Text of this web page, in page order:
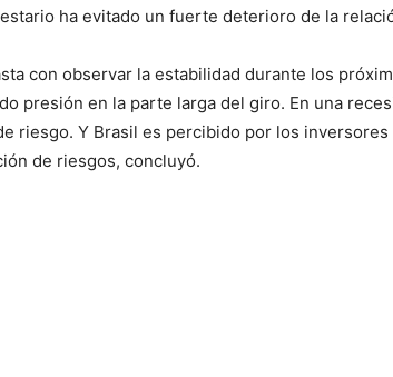
ha evitado un fuerte deterioro de la
con observar la estabilidad durante los
presión en la parte larga del giro. En una
riesgo. Y Brasil es percibido por los
de riesgos, concluyó.